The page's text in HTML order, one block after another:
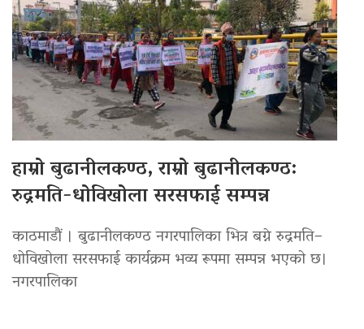
हाम्रो बुढानीलकण्ठ, राम्रो बुढानीलकण्ठ:
रुद्रमति-धोविखोला सरसफाई सम्पन्न
काठमाडौं । बुढानीलकण्ठ नगरपालिका भित्र बग्ने रुद्रमति–
धोविखोला सरसफाई कार्यक्रम भव्य रूपमा सम्पन्न भएको छ।
नगरपालिका